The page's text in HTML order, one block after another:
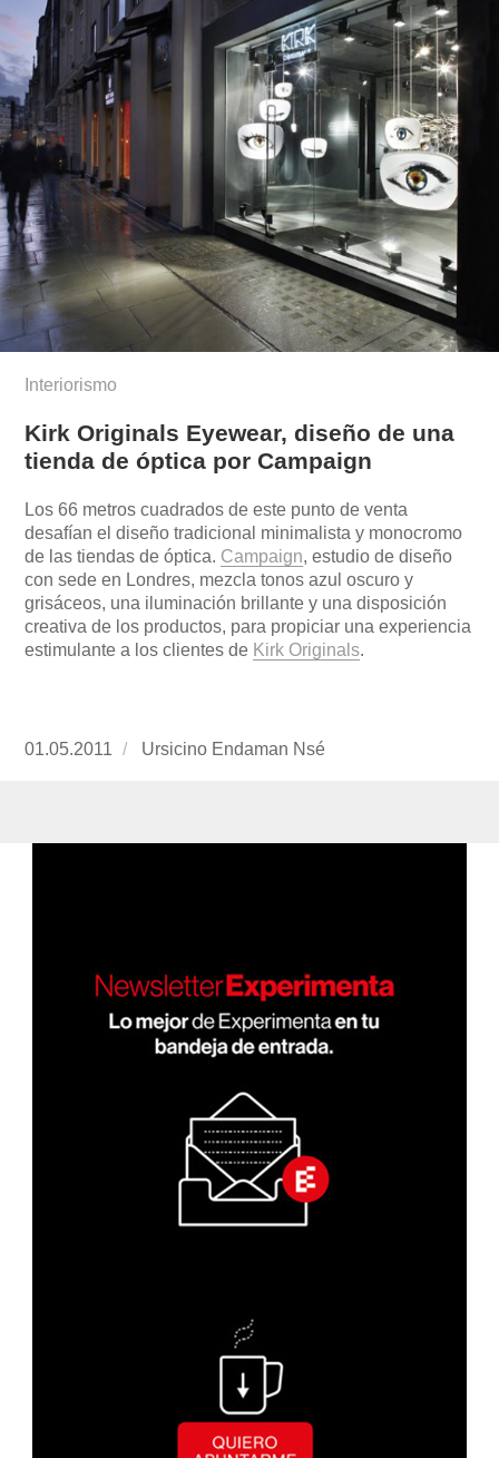
Interiorismo
Kirk Originals Eyewear, diseño de una
tienda de óptica por Campaign
Los 66 metros cuadrados de este punto de venta
desafían el diseño tradicional minimalista y monocromo
de las tiendas de óptica. Campaign, estudio de diseño
con sede en Londres, mezcla tonos azul oscuro y
grisáceos, una iluminación brillante y una disposición
creativa de los productos, para propiciar una experiencia
estimulante a los clientes de Kirk Originals.
Publicado
01.05.2011
https://www.experimenta.es/author/ursicino-
Ursicino Endaman Nsé